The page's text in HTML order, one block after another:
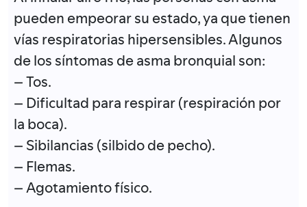
pueden empeorar su estado, ya que tienen
vías respiratorias hipersensibles. Algunos
de los síntomas de asma bronquial son:
– Tos.
– Dificultad para respirar (respiración por
la boca).
– Sibilancias (silbido de pecho).
– Flemas.
– Agotamiento físico.